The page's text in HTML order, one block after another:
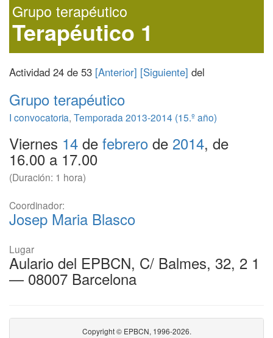
Grupo terapéutico
Terapéutico 1
Actividad 24 de 53 [Anterior] [Siguiente] del
Grupo terapéutico
I convocatoria, Temporada 2013-2014 (15.º año)
Viernes 14 de febrero de 2014, de
16.00 a 17.00
(Duración: 1 hora)
Coordinador:
Josep Maria Blasco
Lugar
Aulario del EPBCN, C/ Balmes, 32, 2 1
— 08007 Barcelona
Copyright © EPBCN, 1996-2026.